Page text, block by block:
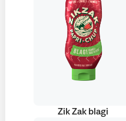
Zik Zak blagi